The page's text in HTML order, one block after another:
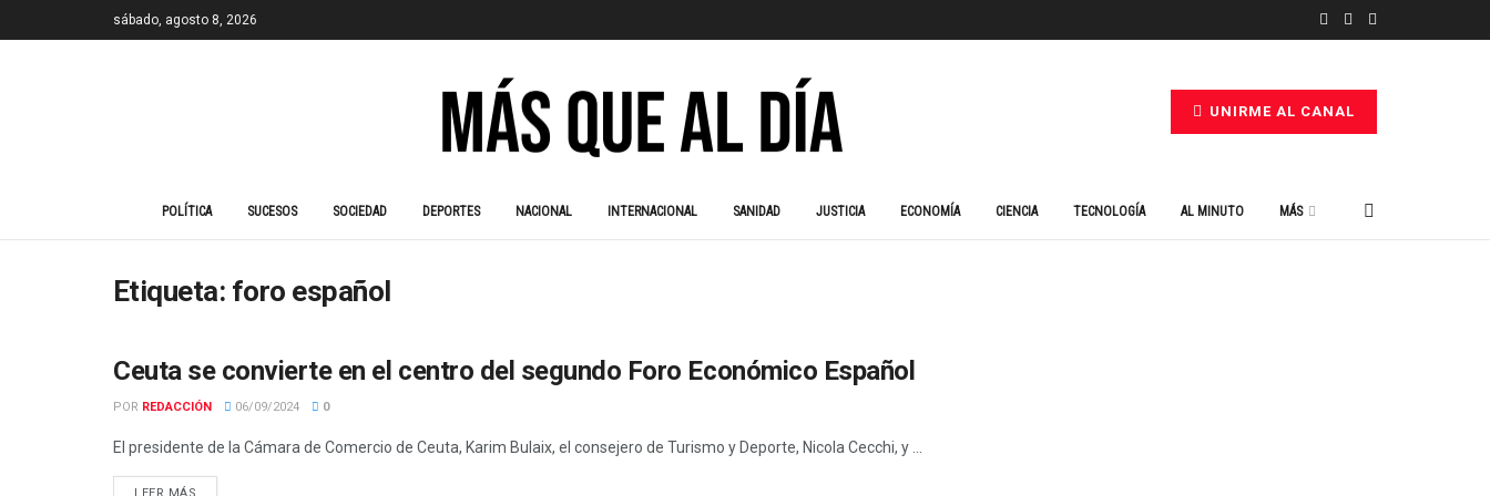
sábado, agosto 8, 2026
UNIRME AL CANAL
POLÍTICA SUCESOS SOCIEDAD DEPORTES NACIONAL INTERNACIONAL SANIDAD JUSTICIA ECONOMÍA CIENCIA TECNOLOGÍA AL MINUTO MÁS
Etiqueta: foro español
ACTUALIDAD
Ceuta se convierte en el centro del segundo Foro Económico Español
POR REDACCIÓN 06/09/2024 0
El presidente de la Cámara de Comercio de Ceuta, Karim Bulaix, el consejero de Turismo y Deporte, Nicola Cecchi, y ...